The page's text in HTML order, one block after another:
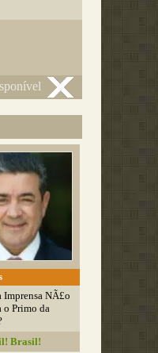
Imprensa NÃ£o
o Primo da
Brasil!